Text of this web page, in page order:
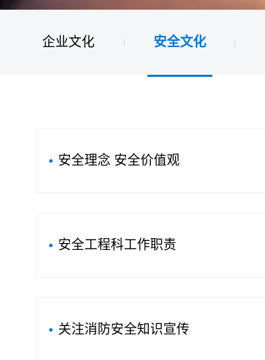
企业文化 安全文化
安全理念 安全价值观
安全工程科工作职责
关注消防安全知识宣传